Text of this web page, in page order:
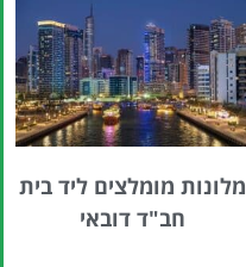
מלונות מומלצים ליד בית
חב"ד דובאי